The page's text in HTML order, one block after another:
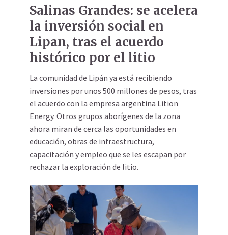
Salinas Grandes: se acelera
la inversión social en
Lipan, tras el acuerdo
histórico por el litio
La comunidad de Lipán ya está recibiendo
inversiones por unos 500 millones de pesos, tras
el acuerdo con la empresa argentina Lition
Energy. Otros grupos aborígenes de la zona
ahora miran de cerca las oportunidades en
educación, obras de infraestructura,
capacitación y empleo que se les escapan por
rechazar la exploración de litio.